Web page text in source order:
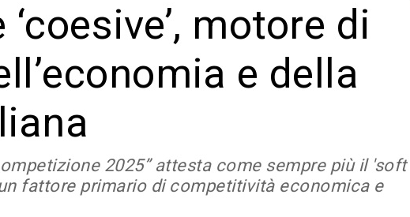
motore di
e della
2025” attesta come sempre più il 'soft
fattore primario di competitività economica e